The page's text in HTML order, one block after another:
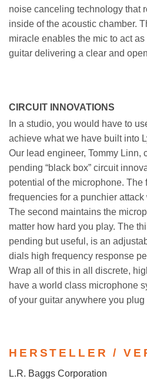
noise canceling technology that
inside of the acoustic chamber.
miracle enables the mic to act
guitar delivering a clear and
CIRCUIT INNOVATIONS
In a studio, you would have to
achieve what we have built into
Our lead engineer, Tommy Linn,
pending “black box” circuit
potential of the microphone. The
frequencies for a punchier
The second maintains the
matter how hard you play. The
pending but useful, is an
dials high frequency response
Wrap all of this in all discrete,
have a world class microphone
of your guitar anywhere you plug
HERSTELLER /
L.R. Baggs Corporation